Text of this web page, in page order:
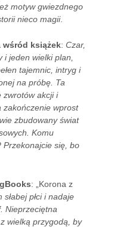
motyw gwiezdnego
nieco magii.
wśród książek: Czar,
i jeden wielki plan,
tajemnic, intryg i
na próbę. Ta
zwrotów akcji i
zakończenie wprost
zbudowany świat
Komu
Przekonajcie się, bo
: „Korona z
płci i nadaje
Nieprzeciętna
wielką przygodą, by